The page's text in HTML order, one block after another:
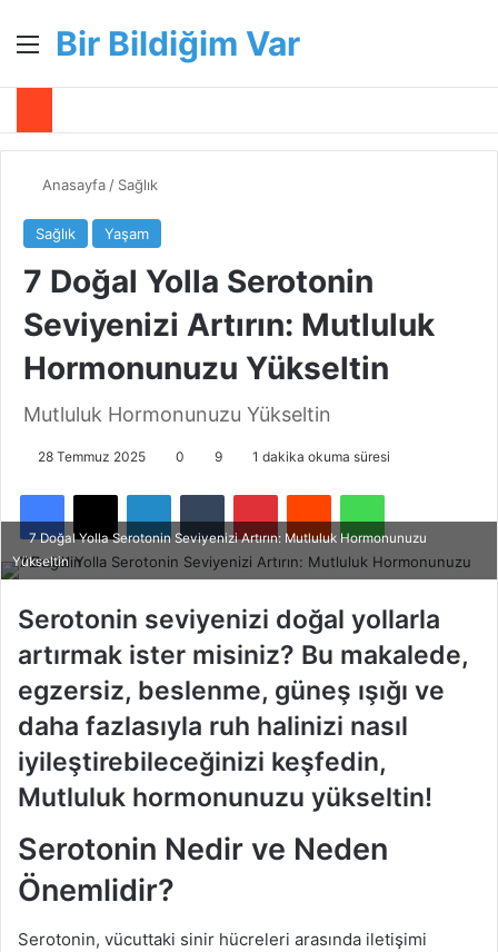
Menü
Bir Bildiğim Var
Anasayfa / Sağlık
Sağlık Yaşam
7 Doğal Yolla Serotonin
Seviyenizi Artırın: Mutluluk
Hormonunuzu Yükseltin
Mutluluk Hormonunuzu Yükseltin
28 Temmuz 2025 0 9 1 dakika okuma süresi
7 Doğal Yolla Serotonin Seviyenizi Artırın: Mutluluk Hormonunuzu
Yükseltin
Serotonin seviyenizi doğal yollarla
artırmak ister misiniz? Bu makalede,
egzersiz, beslenme, güneş ışığı ve
daha fazlasıyla ruh halinizi nasıl
iyileştirebileceğinizi keşfedin,
Mutluluk hormonunuzu yükseltin!
Serotonin Nedir ve Neden
Önemlidir?
Serotonin, vücuttaki sinir hücreleri arasında iletişimi